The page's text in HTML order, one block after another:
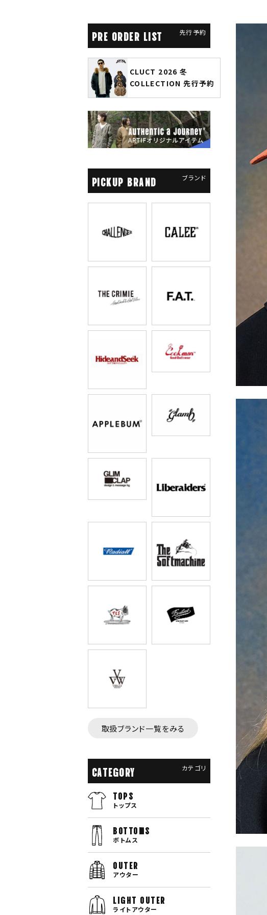
PRE ORDER LIST 先行予約
glamb × 劇場版『チェン
ソーマン レゼ篇』第2弾
先行予約
PICKUP BRAND ブランド
取扱ブランド一覧をみる
CATEGORY カテゴリ
TOPS
トップス
bottoms
ボトムス
OUTER
アウター
LIGHT OUTER
ライトアウター